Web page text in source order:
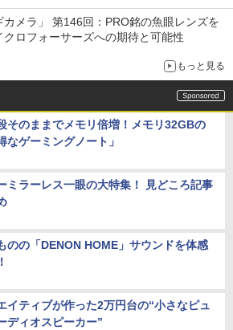
メラ」 第146回：PRO銘の魚眼レンズを
クロフォーサーズへの期待と可能性
もっと見る
そのままでメモリ倍増！メモリ32GBの
なゲーミングノート」
ミラーレス一眼の大特集！ 見どころ記事
のの「DENON HOME」サウンドを体感
イティブが作った2万円台の“小さなピュ
ディオスピーカー”